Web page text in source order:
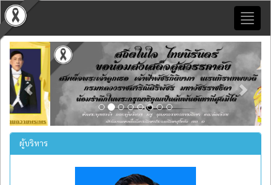
Previous Next
ผู้บริหาร